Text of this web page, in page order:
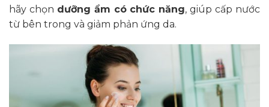
hãy chọn dưỡng ẩm có chức năng, giúp cấp nước
từ bên trong và giảm phản ứng da.